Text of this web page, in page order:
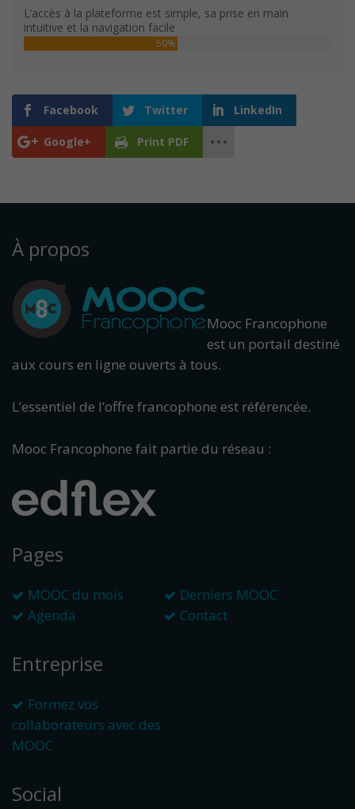
L’accès à la plateforme est simple, sa prise en main
intuitive et la navigation facile
50%
Facebook Twitter LinkedIn
Google+ Print PDF
À propos
Mooc Francophone
est un portail destiné
aux cours en ligne ouverts à tous.
L’essentiel de l’offre francophone est référencée.
Mooc Francophone fait partie du réseau :
Pages
MOOC du mois
Derniers MOOC
Agenda
Contact
Entreprise
Formez vos
collaborateurs avec des
MOOC
Social